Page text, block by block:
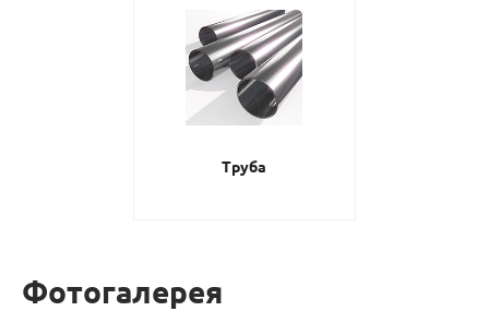
Труба
Фотогалерея